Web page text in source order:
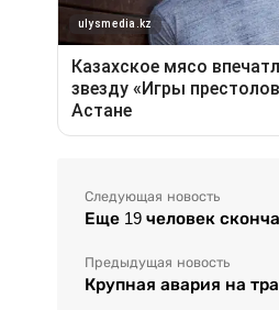
Следующая новость
Еще 19 человек
Предыдущая новость
Крупная авария на